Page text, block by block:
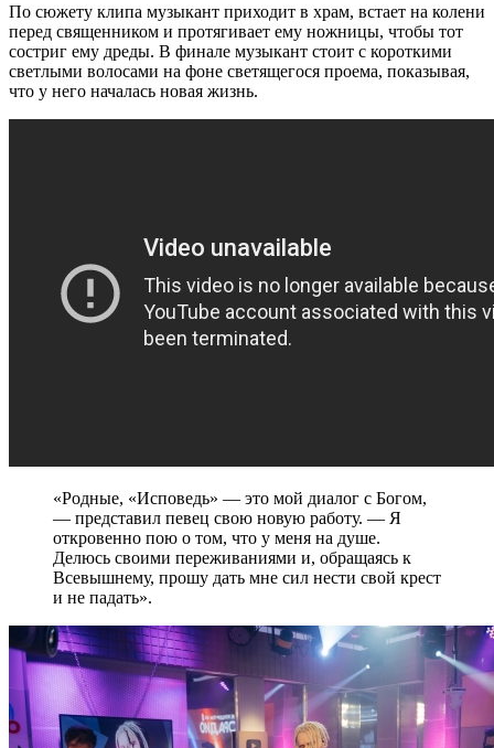
По сюжету клипа музыкант приходит в храм, встает на колени
перед священником и протягивает ему ножницы, чтобы тот
состриг ему дреды. В финале музыкант стоит с короткими
светлыми волосами на фоне светящегося проема, показывая,
что у него началась новая жизнь.
«Родные, «Исповедь» — это мой диалог с Богом,
— представил певец свою новую работу. — Я
откровенно пою о том, что у меня на душе.
Делюсь своими переживаниями и, обращаясь к
Всевышнему, прошу дать мне сил нести свой крест
и не падать».